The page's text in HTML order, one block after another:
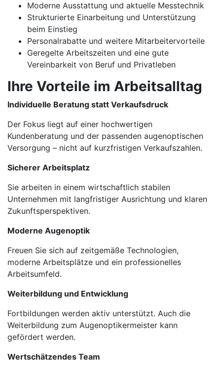
Moderne Ausstattung und aktuelle Messtechnik
Strukturierte Einarbeitung und Unterstützung
beim Einstieg
Personalrabatte und weitere Mitarbeitervorteile
Geregelte Arbeitszeiten und eine gute
Vereinbarkeit von Beruf und Privatleben
Ihre Vorteile im Arbeitsalltag
Individuelle Beratung statt Verkaufsdruck
Der Fokus liegt auf einer hochwertigen
Kundenberatung und der passenden augenoptischen
Versorgung – nicht auf kurzfristigen Verkaufszahlen.
Sicherer Arbeitsplatz
Sie arbeiten in einem wirtschaftlich stabilen
Unternehmen mit langfristiger Ausrichtung und klaren
Zukunftsperspektiven.
Moderne Augenoptik
Freuen Sie sich auf zeitgemäße Technologien,
moderne Arbeitsplätze und ein professionelles
Arbeitsumfeld.
Weiterbildung und Entwicklung
Fortbildungen werden aktiv unterstützt. Auch die
Weiterbildung zum Augenoptikermeister kann
gefördert werden.
Wertschätzendes Team